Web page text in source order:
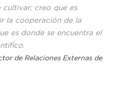
cultivar; creo que es
la cooperación de la
es donde se encuentra el
de Relaciones Externas de